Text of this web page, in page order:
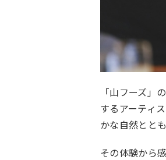
「山フーズ」
するアーティ
かな自然とと
その体験から